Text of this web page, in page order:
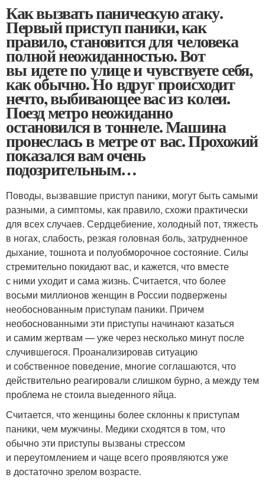
Как вызвать паническую атаку.
Первый приступ паники, как
правило, становится для человека
полной неожиданностью. Вот
вы идете по улице и чувствуете себя,
как обычно. Но вдруг происходит
нечто, выбивающее вас из колеи.
Поезд метро неожиданно
остановился в тоннеле. Машина
пронеслась в метре от вас. Прохожий
показался вам очень
подозрительным…
Поводы, вызвавшие приступ паники, могут быть самыми
разными, а симптомы, как правило, схожи практически
для всех случаев. Сердцебиение, холодный пот, тяжесть
в ногах, слабость, резкая головная боль, затрудненное
дыхание, тошнота и полуобморочное состояние. Силы
стремительно покидают вас, и кажется, что вместе
с ними уходит и сама жизнь. Считается, что более
восьми миллионов женщин в России подвержены
необоснованным приступам паники. Причем
необоснованными эти приступы начинают казаться
и самим жертвам — уже через несколько минут после
случившегося. Проанализировав ситуацию
и собственное поведение, многие соглашаются, что
действительно реагировали слишком бурно, а между тем
проблема не стоила выеденного яйца.
Считается, что женщины более склонны к приступам
паники, чем мужчины. Медики сходятся в том, что
обычно эти приступы вызваны стрессом
и переутомлением и чаще всего проявляются уже
в достаточно зрелом возрасте.